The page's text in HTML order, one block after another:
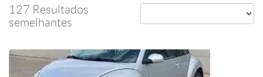
127 Resultados
semelhantes